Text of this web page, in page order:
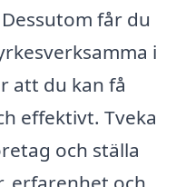
får du
i
att du kan få
effektivt. Tveka
och ställa